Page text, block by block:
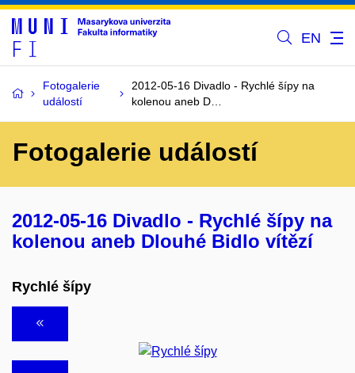
EN
Fotogalerie
událostí
2012-05-16 Divadlo - Rychlé šípy na
kolenou aneb D…
Fotogalerie událostí
2012-05-16 Divadlo - Rychlé šípy na
kolenou aneb Dlouhé Bidlo vítězí
Rychlé šípy